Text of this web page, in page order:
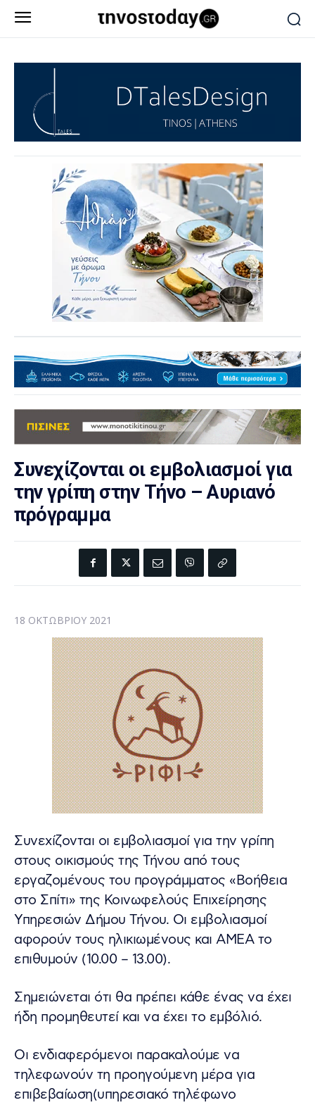
Συνεχίζονται οι εμβολιασμοί για
την γρίπη στην Τήνο – Αυριανό
πρόγραμμα
18 ΟΚΤΩΒΡΊΟΥ 2021
Συνεχίζονται οι εμβολιασμοί για την γρίπη
στους οικισμούς της Τήνου από τους
εργαζομένους του προγράμματος «Βοήθεια
στο Σπίτι» της Κοινωφελούς Επιχείρησης
Υπηρεσιών Δήμου Τήνου. Οι εμβολιασμοί
αφορούν τους ηλικιωμένους και ΑΜΕΑ το
επιθυμούν (10.00 – 13.00).
Σημειώνεται ότι θα πρέπει κάθε ένας να έχει
ήδη προμηθευτεί και να έχει το εμβόλιό.
Οι ενδιαφερόμενοι παρακαλούμε να
τηλεφωνούν τη προηγούμενη μέρα για
επιβεβαίωση(υπηρεσιακό τηλέφωνο